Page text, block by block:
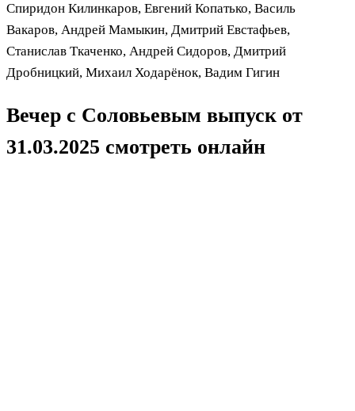
Спиридон Килинкаров, Евгений Копатько, Василь
Вакаров, Андрей Мамыкин, Дмитрий Евстафьев,
Станислав Ткаченко, Андрей Сидоров, Дмитрий
Дробницкий, Михаил Ходарёнок, Вадим Гигин
Вечер с Соловьевым выпуск от
31.03.2025 смотреть онлайн